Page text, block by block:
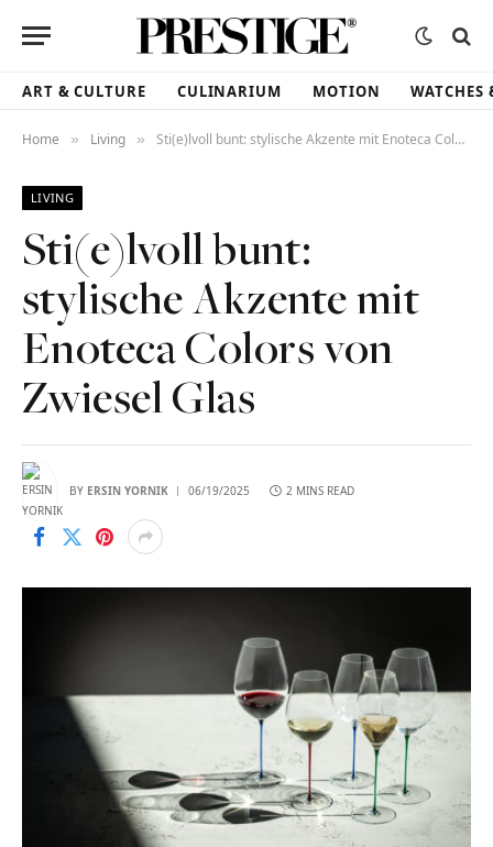
ART & CULTURE CULINARIUM MOTION WATCHES
Home » Living » Sti(e)lvoll bunt: stylische Akzente mit Enoteca Colors von Zwiesel Glas
LIVING
Sti(e)lvoll bunt:
stylische Akzente mit
Enoteca Colors von
Zwiesel Glas
BY ERSIN YORNIK 06/19/2025 2 MINS READ